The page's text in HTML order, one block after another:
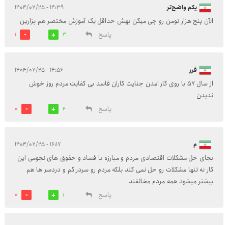
یکم واضح‌تر ۱۴:۳۹ - ۱۴۰۴/۰۷/۲۵
الآن پنج هزار تومن رو چی میگن بهش حداقل یک آموزش مختصر هم بزارین
پاسخ
3
1
فرر ۱۴:۵۶ - ۱۴۰۴/۰۷/۲۵
از سال 57 با روی کار امدن جنایت کاران فاسد بی کفایت مردم روز خوش
ندیدن
پاسخ
4
0
م ۱۶:۱۷ - ۱۴۰۴/۰۷/۲۵
بجای حل مشکلات اقتصادی مردم و مبارزه با فساد و حقوق های نجومی این
کار نه تنها مشکلات رو حل نمی کند بلکه مردم رو سردر گم و دردسر ها هم
بیشتر میشود همه مردم مخالفند
پاسخ
1
0